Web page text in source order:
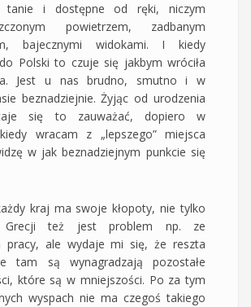
tanie i dostępne od ręki, niczym
powietrzem, zadbanym
bajecznymi widokami. I kiedy
Polski to czuje się jakbym wróciła
Jest u nas brudno, smutno i w
beznadziejnie. Żyjąc od urodzenia
się to zauważać, dopiero w
wracam z „lepszego” miejsca
w jak beznadziejnym punkcie się
kraj ma swoje kłopoty, nie tylko
Grecji też jest problem np. ze
pracy, ale wydaje mi się, że reszta
tam są wynagradzają pozostałe
które są w mniejszości. Po za tym
wyspach nie ma czegoś takiego